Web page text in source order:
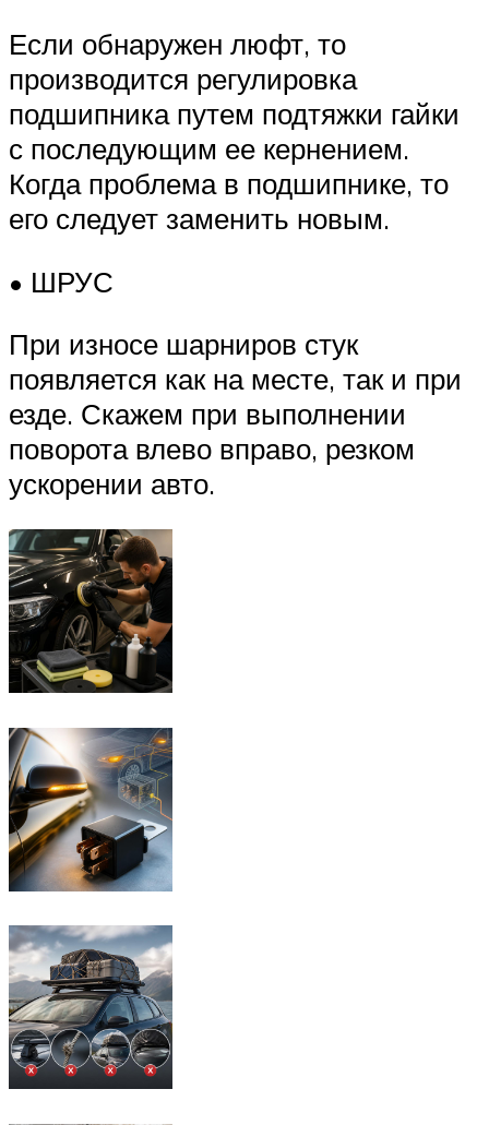
Если обнаружен люфт, то
производится регулировка
подшипника путем подтяжки гайки
с последующим ее кернением.
Когда проблема в подшипнике, то
его следует заменить новым.
• ШРУС
При износе шарниров стук
появляется как на месте, так и при
езде. Скажем при выполнении
поворота влево вправо, резком
ускорении авто.